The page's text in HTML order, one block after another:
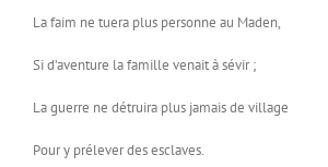
La faim ne tuera plus personne au Maden,
Si d’aventure la famille venait à sévir ;
La guerre ne détruira plus jamais de village
Pour y prélever des esclaves.